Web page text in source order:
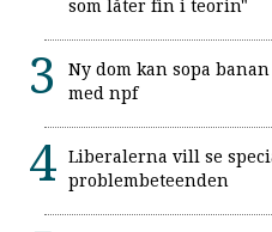
som låter fin i teorin"
Ny dom kan sopa
med npf
Liberalerna vill se
problembeteenden